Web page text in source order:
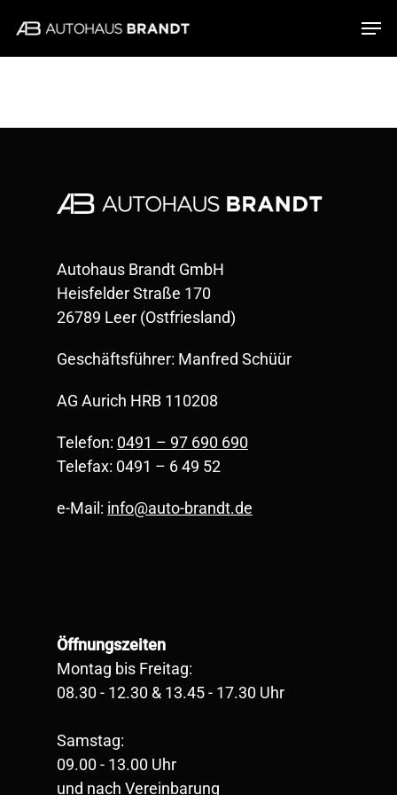
main
Autohaus Brandt GmbH
Heisfelder Straße 170
26789 Leer (Ostfriesland)
Geschäftsführer: Manfred Schüür
AG Aurich HRB 110208
Telefon: 0491 – 97 690 690
Telefax: 0491 – 6 49 52
e-Mail: info@auto-brandt.de
Öffnungszeiten
Montag bis Freitag:
08.30 - 12.30 & 13.45 - 17.30 Uhr
Samstag:
09.00 - 13.00 Uhr
und nach Vereinbarung